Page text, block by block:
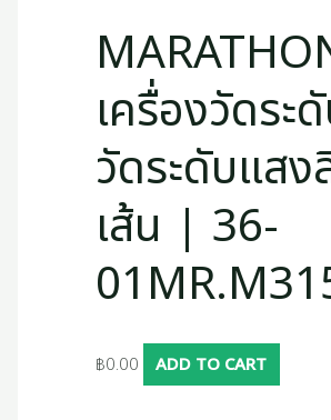
เครื่องวัดระ
วัดระดับแสง
เส้น | 36-
฿0.00 ADD TO CART